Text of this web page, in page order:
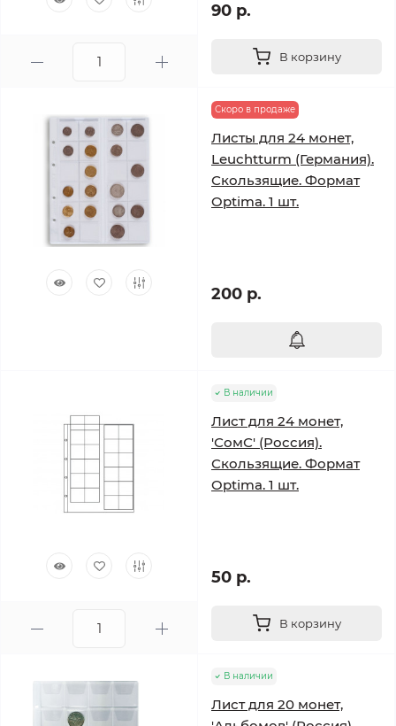
90 р.
В корзину
Скоро в продаже
Листы для 24 монет,
Leuchtturm (Германия).
Скользящие. Формат
Optima. 1 шт.
200 р.
В наличии
Лист для 24 монет,
'СомС' (Россия).
Скользящие. Формат
Optima. 1 шт.
50 р.
В корзину
В наличии
Лист для 20 монет,